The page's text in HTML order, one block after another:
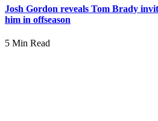
Josh Gordon reveals Tom Brady
him in offseason
5 Min Read